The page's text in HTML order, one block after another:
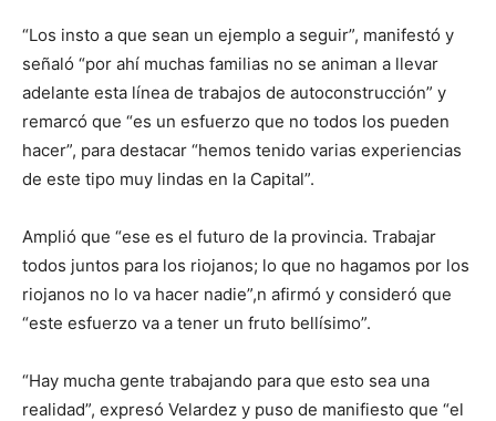
“Los insto a que sean un ejemplo a seguir”, manifestó y
señaló “por ahí muchas familias no se animan a llevar
adelante esta línea de trabajos de autoconstrucción” y
remarcó que “es un esfuerzo que no todos los pueden
hacer”, para destacar “hemos tenido varias experiencias
de este tipo muy lindas en la Capital”.
Amplió que “ese es el futuro de la provincia. Trabajar
todos juntos para los riojanos; lo que no hagamos por los
riojanos no lo va hacer nadie”,n afirmó y consideró que
“este esfuerzo va a tener un fruto bellísimo”.
“Hay mucha gente trabajando para que esto sea una
realidad”, expresó Velardez y puso de manifiesto que “el